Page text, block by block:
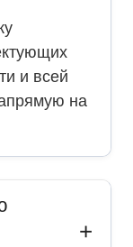
и всей
на